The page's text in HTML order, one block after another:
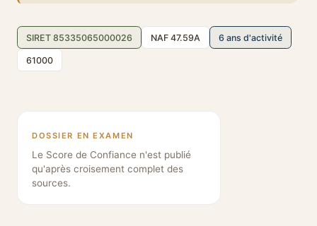
SIRET 85335065000026 NAF 47.59A 6 ans d'activité
61000
DOSSIER EN EXAMEN
Le Score de Confiance n'est publié
qu'après croisement complet des
sources.